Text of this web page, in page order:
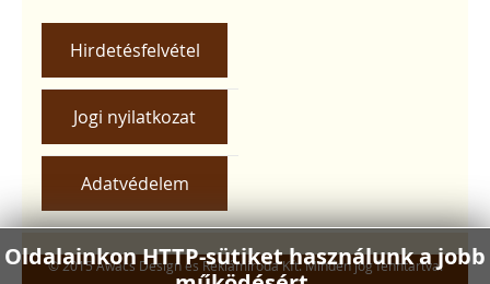
Hirdetésfelvétel
Jogi nyilatkozat
Adatvédelem
Oldalainkon HTTP-sütiket használunk a jobb
© 2015 Awacs Design és Reklámiroda Kft. Minden jog fenntartva.